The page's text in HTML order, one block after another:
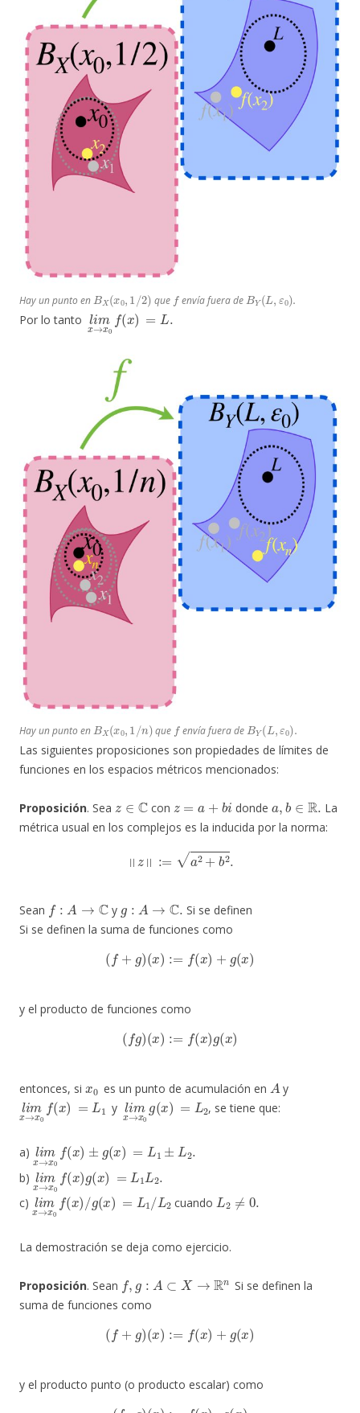
Hay un punto en
x 2
que envía fuera de
L
Por lo tanto
limx→x0f( x)=
L.
Hay un punto en
x n
que envía fuera de
L .
Las siguientes proposiciones son propiedades de límites de
funciones en los espacios métricos mencionados:
Proposición. Sea
C
con donde
b R.
La
métrica usual en los complejos es la inducida por la norma:
2+b2.
Sean
: →
y
→
Si se definen
Si se definen la suma de funciones como
( +g)(x ):= (x)+g ( )
y el producto de funciones como
(fg)(x ):= (x)g(x)
entonces, si es un punto de acumulación en
A
y
limx→x0f x)= L1
y
limx→x 0g (x)=L2
, se tiene que:
a)
lim → x f ± g L ± 2
b)
limx → x ( x
c)
limx → x f x / = 1/
cuando
L 0.
La demostración se deja como ejercicio.
Proposición. Sean
, ⊂ Rn
Si se definen la
suma de funciones como
( +g)(x ):= (x)+g ( )
y el producto punto (o producto escalar) como
f⋅g)(x ):= x)⋅g x)